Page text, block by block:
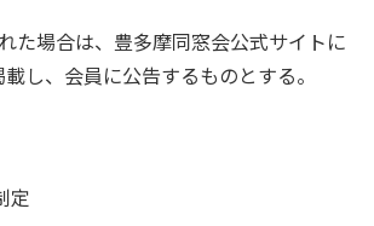
場合は、豊多摩同窓会公式サイトに
し、会員に公告するものとする。
定